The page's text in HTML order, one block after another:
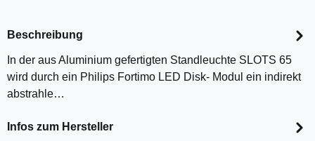
Beschreibung
In der aus Aluminium gefertigten Standleuchte SLOTS 65
wird durch ein Philips Fortimo LED Disk- Modul ein indirekt
abstrahle…
Infos zum Hersteller